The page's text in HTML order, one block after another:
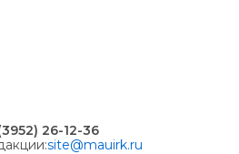
26-12-36
site@mauirk.ru